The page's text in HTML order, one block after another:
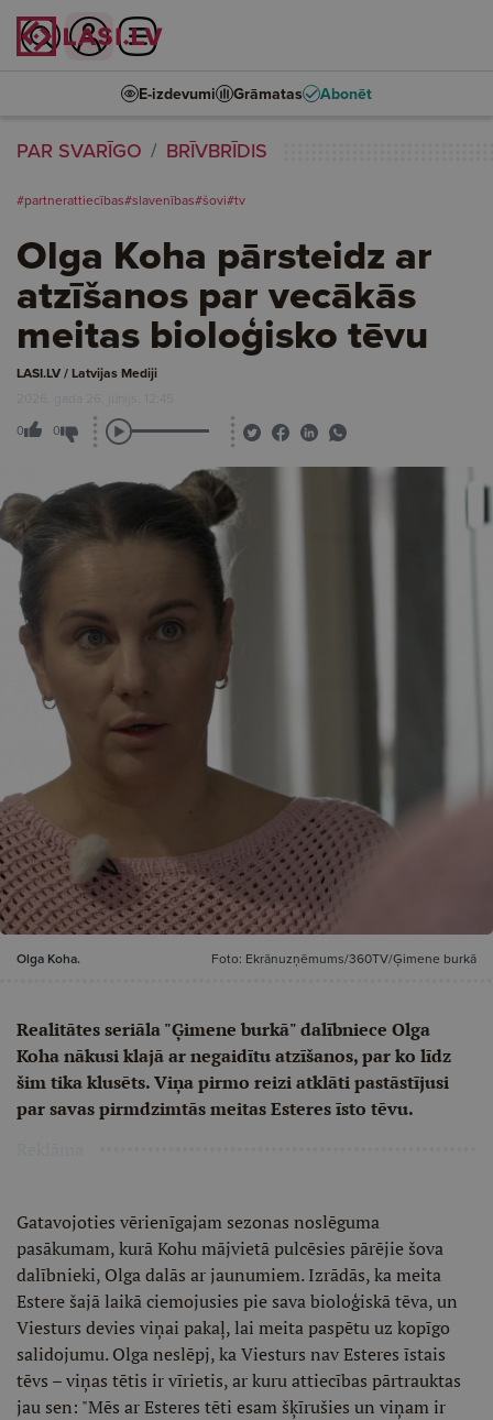
E-izdevumi Grāmatas Abonēt
PAR SVARĪGO BRĪVBRĪDIS
#partnerattiecības#slavenības#šovi#tv
Olga Koha pārsteidz ar
atzīšanos par vecākās
meitas bioloģisko tēvu
LASI.LV / Latvijas Mediji
2026. gada 26. jūnijs, 12:45
0 0
Olga Koha. Foto: Ekrānuzņēmums/360TV/Ģimene burkā
Realitātes seriāla "Ģimene burkā" dalībniece Olga
Koha nākusi klajā ar negaidītu atzīšanos, par ko līdz
šim tika klusēts. Viņa pirmo reizi atklāti pastāstījusi
par savas pirmdzimtās meitas Esteres īsto tēvu.
Gatavojoties vērienīgajam sezonas noslēguma
pasākumam, kurā Kohu mājvietā pulcēsies pārējie šova
dalībnieki, Olga dalās ar jaunumiem. Izrādās, ka meita
Estere šajā laikā ciemojusies pie sava bioloģiskā tēva, un
Viesturs devies viņai pakaļ, lai meita paspētu uz kopīgo
salidojumu. Olga neslēpj, ka Viesturs nav Esteres īstais
tēvs – viņas tētis ir vīrietis, ar kuru attiecības pārtrauktas
jau sen: "Mēs ar Esteres tēti esam šķīrušies un viņam ir